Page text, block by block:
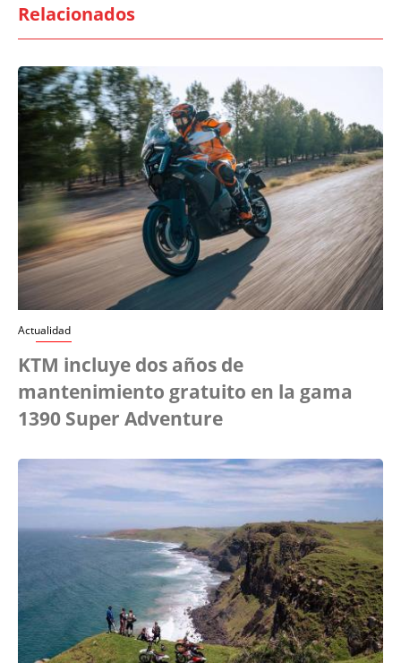
Relacionados
Actualidad
KTM incluye dos años de
mantenimiento gratuito en la gama
1390 Super Adventure